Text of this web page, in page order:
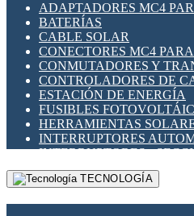
ADAPTADORES MC4
BATERÍAS
CABLE SOLAR
CONECTORES MC4
CONMUTADORES Y
CONTROLADORES DE
ESTACIÓN DE ENERGÍA
FUSIBLES
HERRAMIENTAS
INTERRUPTORES
INTERRUPTORES -
FOTOVOLTÁICOS
MONTAJE PANEL SOLAR
TECNOLOGÍA